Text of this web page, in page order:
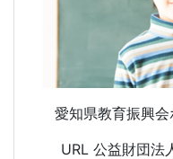
愛知県教育振興会
URL 公益財団法